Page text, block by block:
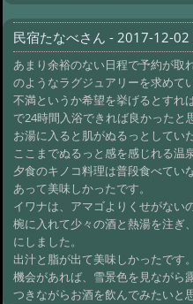
民宿たなべさん - 2017-12-
あまり余裕のない日程で予約が取
のようなラグジュアリーを求めて
不満というか希望を挙げるとすれ
で24時間入浴できれば良かったと
お湯に入ると肌がぬるっとしてい
ここまでぬるっと感を感じれる温
夕食のキノコ料理は普段食べてい
あって美味しかったです。
イワナは、アマゴよりくせがない
椀に入れて少々の酒と熱湯を注ぎ
にしました。
出汁と脂が出て美味しかったです。
機会があれば、雪景色を見ながら
つきながらお酒を飲んでみたいと